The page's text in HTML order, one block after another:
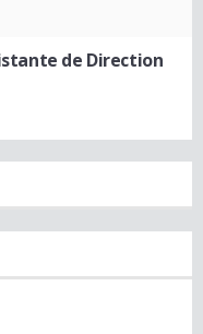
de Direction